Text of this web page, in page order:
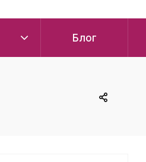
Блог